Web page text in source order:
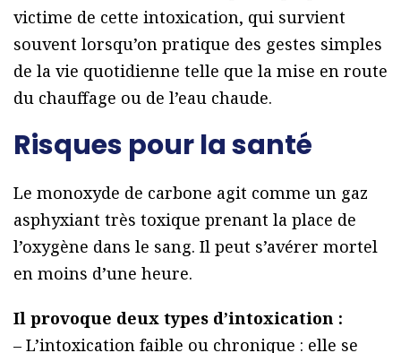
victime de cette intoxication, qui survient
souvent lorsqu’on pratique des gestes simples
de la vie quotidienne telle que la mise en route
du chauffage ou de l’eau chaude.
Risques pour la santé
Le monoxyde de carbone agit comme un gaz
asphyxiant très toxique prenant la place de
l’oxygène dans le sang. Il peut s’avérer mortel
en moins d’une heure.
Il provoque deux types d’intoxication :
– L’intoxication faible ou chronique : elle se